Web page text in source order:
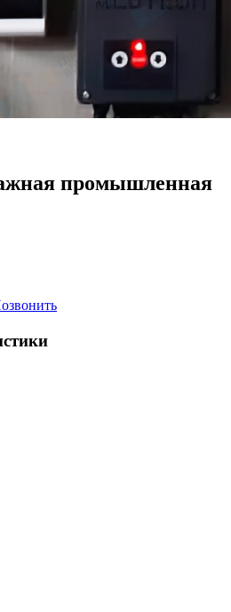
промышленная